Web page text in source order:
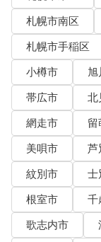
札幌市南区
札幌市手稲区
小樽市
旭
帯広市
北
網走市
留
美唄市
芦
紋別市
士
根室市
千
歌志内市